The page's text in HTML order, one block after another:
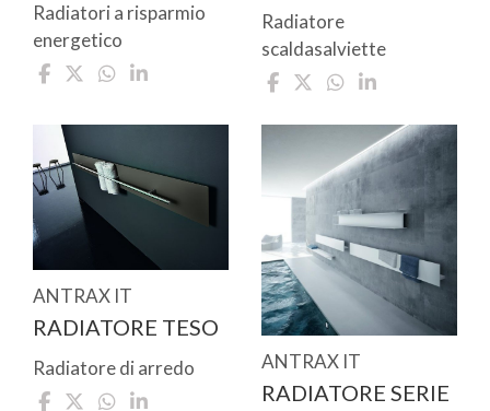
Radiatori a risparmio
energetico
Radiatore
scaldasalviette
ANTRAX IT
RADIATORE TESO
Radiatore di arredo ANTRAX IT
RADIATORE SERIE